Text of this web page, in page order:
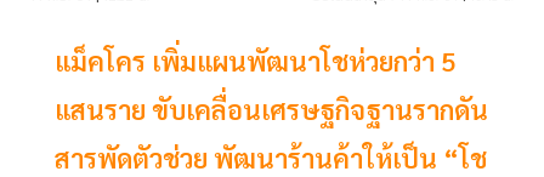
แม็คโคร เพิ่มแผนพัฒนาโชห่วยกว่า 5
แสนราย ขับเคลื่อนเศรษฐกิจฐานรากดัน
สารพัดตัวช่วย พัฒนาร้านค้าให้เป็น “โช